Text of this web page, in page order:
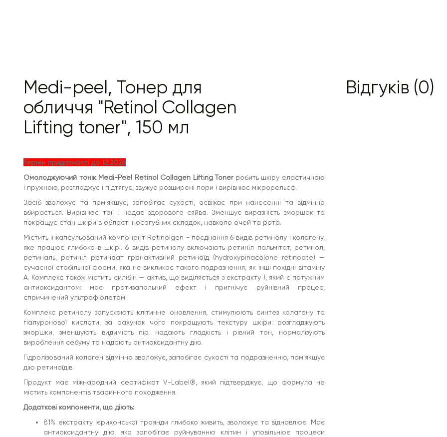
Комплекс ретинолу запускають клітинне оновлення,
стимулюють синтез колагену та гіалуронової кислоти,
за рахунок чого покращують текстуру шкіри:
розгладжують зморшки, зменшують видимість пір,
надають гладкість і рівний тон, нормалізують
вироблення себуму та надають антиоксидантну дію.
Продукт має міжнародний сертифікат V-Label®, який
підтверджує, що формула не містить компонентів
тваринного походження.
Додаткові компоненти, що діють:
81% екстракту ієрихонської троянди глибоко
живить, зволожує та відновлює. Має
антиоксидантну дію, яка запобігає руйнуванню
Redsnow - антивіковий комплекс, створений на
основі екстракту камелії японської, що росте на
острові Чеджу, Корея. Redsnow підвищує
вироблення колагену, пригнічує гени MMP-1, що
стимулюють розпад молекул колагену, та блокує
рецептори, які запускають процес окислення
клітин.
MadeWhite™ — комплекс, що складається з
мадекасосида, похідного центели азіатської, і
пентилен гліколю. Пригнічує вироблення
ферменту циклооксигенази, що регулює
запальну реакцію, тим самим запобігає
запаленню та слідам від акне.
Green Tomato SE - зміцнює антивіковий
Стимулює вироблення колагену і запускає
процес ремоделювання тканин, за рахунок чого
Алантоїн запускає регенерацію, загоює і
заспокоює, чинить антиоксидантну дію, зволожує
та знижує чутливість.
Ксилитіл Глюкозид (Xylitylglucoside) -
згладжує мікрорельєф, утримує молекули води в
клітинах і перешкоджає випаровуванню.
Medi-peel, Тонер для
обличчя "Retinol Collagen
Lifting toner", 150 мл
Термін придатності до 12.2026
Омолоджуючий тонік Medi-Peel Retinol Collagen Lifting Tonerробить шкіру еластичною
і пружною, розгладжує і підтягує, звужує розширені пори і вирівнює мікрорельєф.
Засіб зволожує та пом'якшує, запобігає сухості, освіжає при нанесенні та відмінно
вбирається. Вирівнює тон і надає здорового сяйва. Зменшує виразність зморшок та
покращує стан шкіри в області носогубних складок, навколо очей та рота.
Містить інкапсульований компонент Retinolgen - поєднання 6 видів ретинолу і колагену,
яке працює глибоко в шкірі. 6 видів ретинолу включають ретиніл пальмітат, ретинол,
ретиналь, ретиніл ретиноат гранактивний ретиноїд (hydroxypinacolone retinoate) —
сучасної стабільної форми, яка не викликає такого подразнення, як інші похідні вітаміну
A. Комплекс також містить силібін — актив, що виділяється з екстракту ), який є потужним
антиоксидантом: має протизапальний ефект і пригнічує руйнівний процес,
спричинений ультрафіолетом.
Комплекс ретинолу запускають клітинне оновлення, стимулюють синтез колагену та
гіалуронової кислоти, за рахунок чого покращують текстуру шкіри: розгладжують
зморшки, зменшують видимість пір, надають гладкість і рівний тон, нормалізують
вироблення себуму та надають антиоксидантну дію.
Гідролізований колаген відмінно зволожує, запобігає сухості та подразненню, пом'якшує
дію ретиноїдів.
Продукт має міжнародний сертифікат V-Label®, який підтверджує, що формула не
містить компонентів тваринного походження.
Додаткові компоненти, що діють:
81% екстракту ієрихонської троянди глибоко живить, зволожує та відновлює. Має
антиоксидантну дію, яка запобігає руйнуванню клітин і уповільнює процеси
Відгуків (0)